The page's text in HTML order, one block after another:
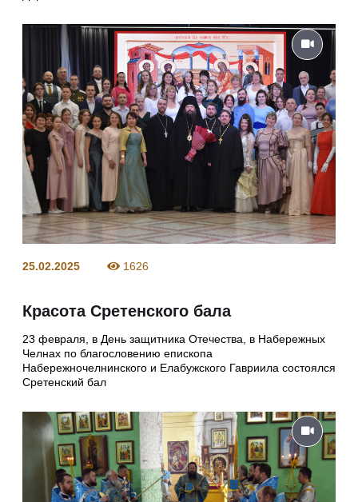
25.02.2025 1626
Красота Сретенского бала
23 февраля, в День защитника Отечества, в Набережных
Челнах по благословению епископа
Набережночелнинского и Елабужского Гавриила состоялся
Сретенский бал